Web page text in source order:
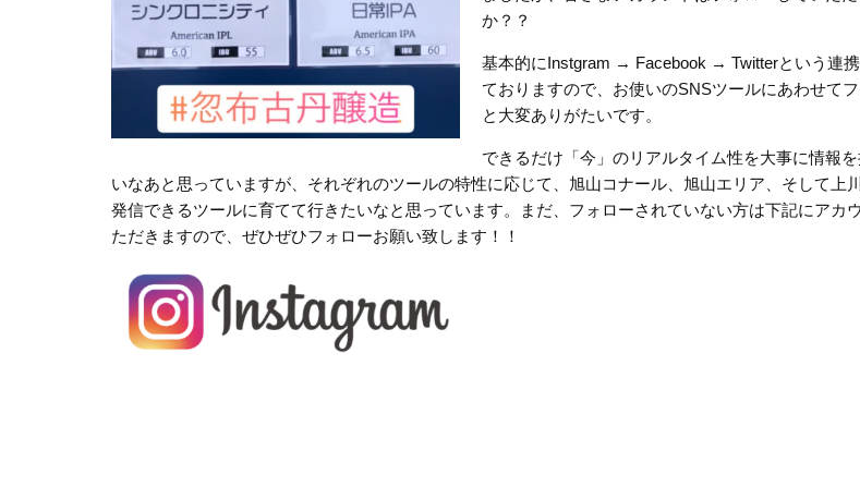
か？？
基本的にInstgram → Facebook → Twitterという連
ておりますので、お使いのSNSツールにあわせて
と大変ありがたいです。
できるだけ「今」のリアルタイム性を大事に情報
いなあと思っていますが、それぞれのツールの特性に応じて、旭山コナール、旭山エリア、そして上
発信できるツールに育てて行きたいなと思っています。まだ、フォローされていない方は下記にアカ
ただきますので、ぜひぜひフォローお願い致します！！